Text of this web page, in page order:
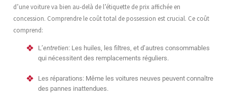
d’une voiture va bien au-delà de l’étiquette de prix affichée en
concession. Comprendre le coût total de possession est crucial. Ce coût
comprend:
L’entretien: Les huiles, les filtres, et d’autres consommables
qui nécessitent des remplacements réguliers.
Les réparations: Même les voitures neuves peuvent connaître
des pannes inattendues.